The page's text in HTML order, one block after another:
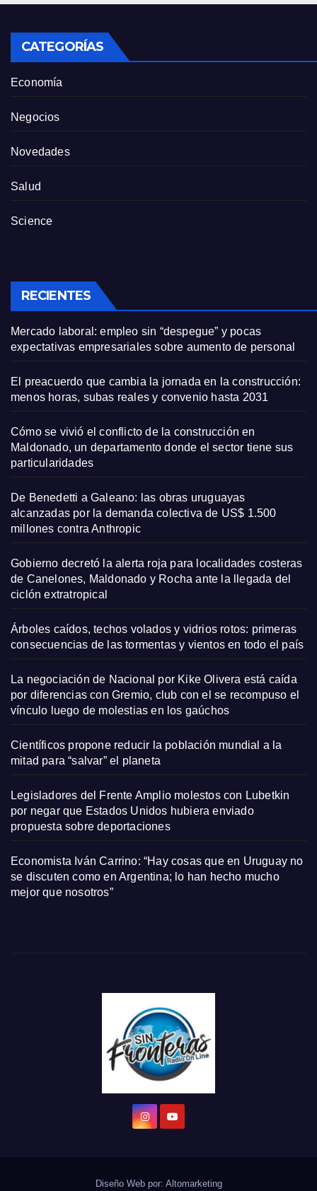
CATEGORÍAS
Economía
Negocios
Novedades
Salud
Science
RECIENTES
Mercado laboral: empleo sin “despegue” y pocas
expectativas empresariales sobre aumento de personal
El preacuerdo que cambia la jornada en la construcción:
menos horas, subas reales y convenio hasta 2031
Cómo se vivió el conflicto de la construcción en
Maldonado, un departamento donde el sector tiene sus
particularidades
De Benedetti a Galeano: las obras uruguayas
alcanzadas por la demanda colectiva de US$ 1.500
millones contra Anthropic
Gobierno decretó la alerta roja para localidades costeras
de Canelones, Maldonado y Rocha ante la llegada del
ciclón extratropical
Árboles caídos, techos volados y vidrios rotos: primeras
consecuencias de las tormentas y vientos en todo el país
La negociación de Nacional por Kike Olivera está caída
por diferencias con Gremio, club con el se recompuso el
vínculo luego de molestias en los gaúchos
Científicos propone reducir la población mundial a la
mitad para “salvar” el planeta
Legisladores del Frente Amplio molestos con Lubetkin
por negar que Estados Unidos hubiera enviado
propuesta sobre deportaciones
Economista Iván Carrino: “Hay cosas que en Uruguay no
se discuten como en Argentina; lo han hecho mucho
mejor que nosotros”
Diseño Web por: Altomarketing